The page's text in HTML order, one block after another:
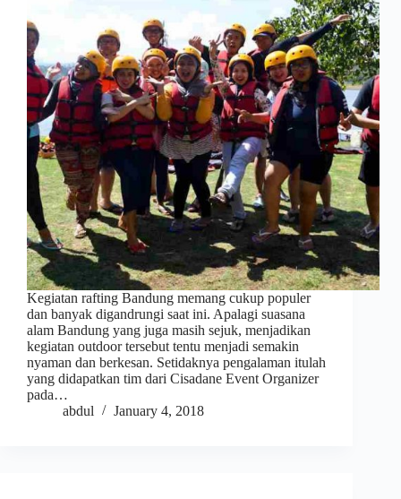
Kegiatan rafting Bandung memang cukup populer
dan banyak digandrungi saat ini. Apalagi suasana
alam Bandung yang juga masih sejuk, menjadikan
kegiatan outdoor tersebut tentu menjadi semakin
nyaman dan berkesan. Setidaknya pengalaman itulah
yang didapatkan tim dari Cisadane Event Organizer
pada…
abdul
January 4, 2018